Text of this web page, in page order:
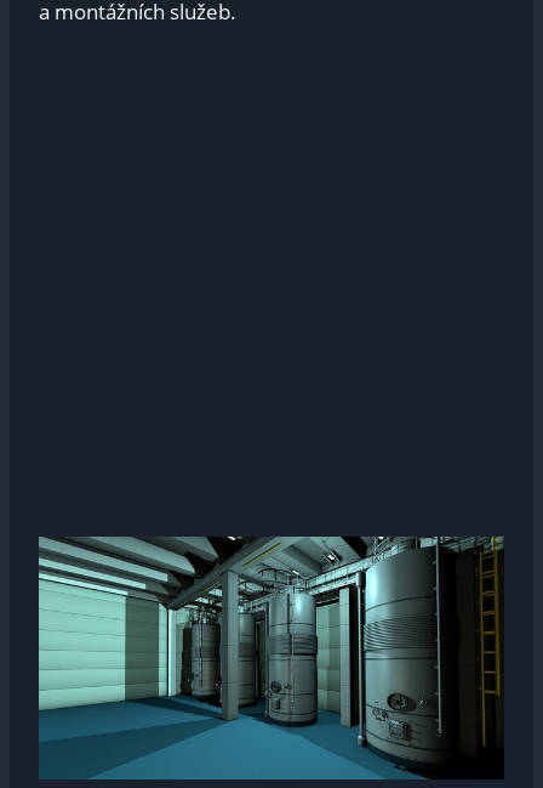
a montážních služeb.